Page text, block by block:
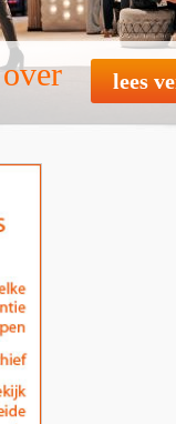
lees